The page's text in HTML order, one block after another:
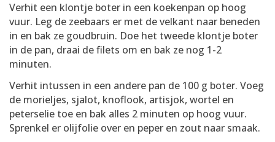
Verhit een klontje boter in een koekenpan op hoog
vuur. Leg de zeebaars er met de velkant naar beneden
in en bak ze goudbruin. Doe het tweede klontje boter
in de pan, draai de filets om en bak ze nog 1-2
minuten.
Verhit intussen in een andere pan de 100 g boter. Voeg
de morieljes, sjalot, knoflook, artisjok, wortel en
peterselie toe en bak alles 2 minuten op hoog vuur.
Sprenkel er olijfolie over en peper en zout naar smaak.